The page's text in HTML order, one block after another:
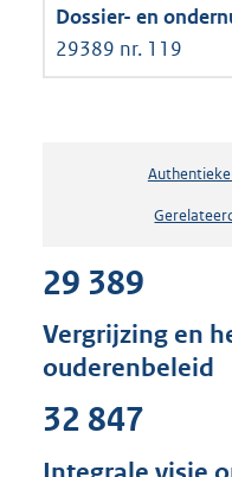
29389 nr. 119
29 389
Vergrijzing en
ouderenbeleid
32 847